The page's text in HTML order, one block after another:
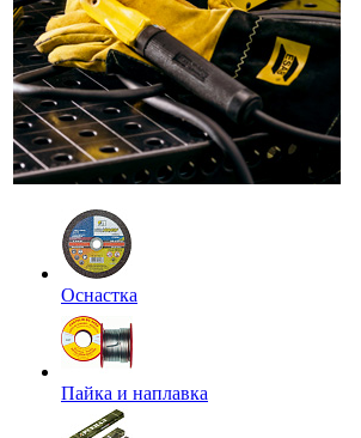
Оснастка
Пайка и наплавка